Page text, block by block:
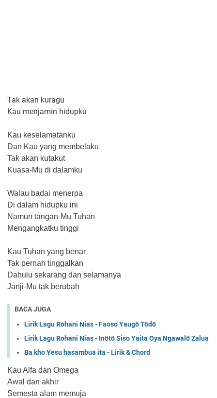
Tak akan kuragu
Kau menjamin hidupku
Kau keselamatanku
Dan Kau yang membelaku
Tak akan kutakut
Kuasa-Mu di dalamku
Walau badai menerpa
Di dalam hidupku ini
Namun tangan-Mu Tuhan
Mengangkatku tinggi
Kau Tuhan yang benar
Tak pernah tinggalkan
Dahulu sekarang dan selamanya
Janji-Mu tak berubah
BACA JUGA
Lirik Lagu Rohani Nias - Faoso Yaugö Tödö
Lirik Lagu Rohani Nias - Inötö Siso Yaita Oya Ngawalö Zalua
Ba kho Yesu hasambua ita - Lirik & Chord
Kau Alfa dan Omega
Awal dan akhir
Semesta alam memuja